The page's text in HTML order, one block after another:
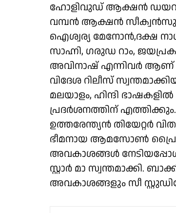
ഹോളിവുഡ് ആക്ഷൻ
വമ്പൻ ആക്ഷൻ
ഐശ്വര്യ മേനോൻ,ദക്ഷ
സാഹ്നി, ഗരുഡ റാം,
അവിനാഷ് എന്നിവർ ആണ്
വിദേശ റിലീസ്
മലയാളം, ഹിന്ദി
പ്രദർശനത്തിന്
ഉത്തരേന്ത്യൻ തിയേറ്റർ
ഭീമനായ ആമസോൺ പ്രൈം
അവകാശങ്ങൾ
സ്റ്റാർ മാ സ്വന്തമാക്കി.
അവകാശങ്ങളും സീ